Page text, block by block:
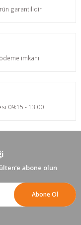
garantilidir
imkanı
09:15 - 13:00
abone olun
Abone Ol